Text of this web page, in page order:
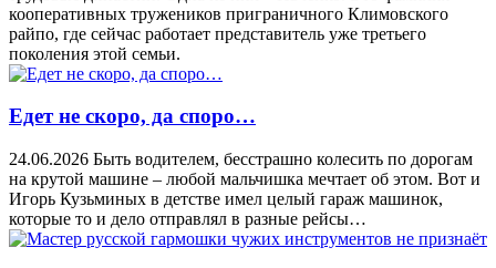
кооперативных тружеников приграничного Климовского
райпо, где сейчас работает представитель уже третьего
поколения этой семьи.
Едет не скоро, да споро…
24.06.2026 Быть водителем, бесстрашно колесить по дорогам
на крутой машине – любой мальчишка мечтает об этом. Вот и
Игорь Кузьминых в детстве имел целый гараж машинок,
которые то и дело отправлял в разные рейсы…